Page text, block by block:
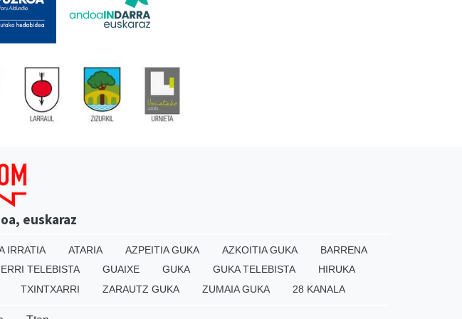
euskaraz
IRRATIA ATARIA AZPEITIA GUKA AZKOITIA GUKA
BARRENA
TELEBISTA GUAIXE GUKA GUKA TELEBISTA
HIRUKA
TXINTXARRI ZARAUTZ GUKA ZUMAIA GUKA 28 KANALA